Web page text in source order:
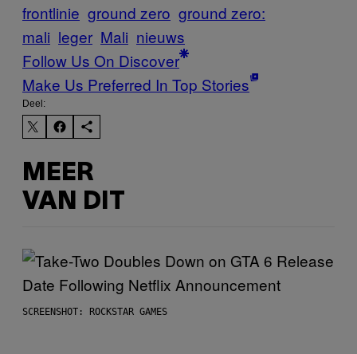
frontlinie ground zero ground zero:
mali leger Mali nieuws
Follow Us On Discover
Make Us Preferred In Top Stories
Deel:
MEER
VAN DIT
SCREENSHOT: ROCKSTAR GAMES